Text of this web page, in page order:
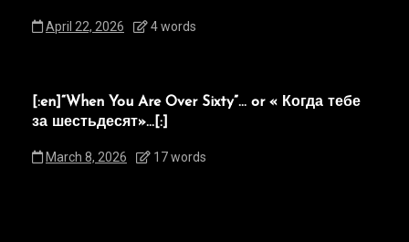
April 22, 2026 4 words
[:en]“When You Are Over Sixty”… or « Когда тебе
за шестьдесят»…[:]
March 8, 2026 17 words